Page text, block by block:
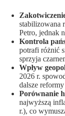
stabilizowana
Petro, jednak
Kontrola
potrafi różnić
sprzyja
Wpływ
2026 r.
dalsze
Porównanie
najwyższą
r.), co